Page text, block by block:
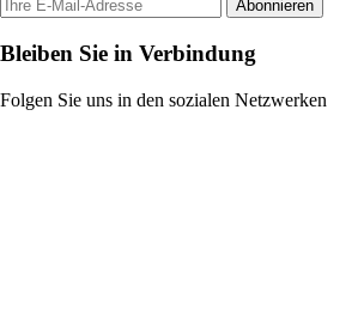
Abonnieren
Bleiben Sie in Verbindung
Folgen Sie uns in den sozialen Netzwerken